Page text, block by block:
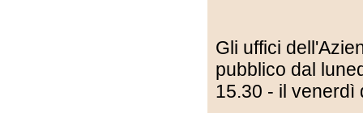
Gli uffici
pubblico dal
15.30 - il venerdì